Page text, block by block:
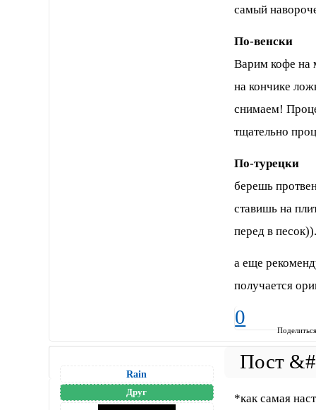
самый
По-венски
Варим кофе на
на кончике
снимаем!
тщательно
По-турецки
берешь
ставишь на
перед в
а еще
получается
0
Rain
Друг
*как самая